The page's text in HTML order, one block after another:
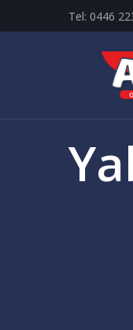
Tel: 0446